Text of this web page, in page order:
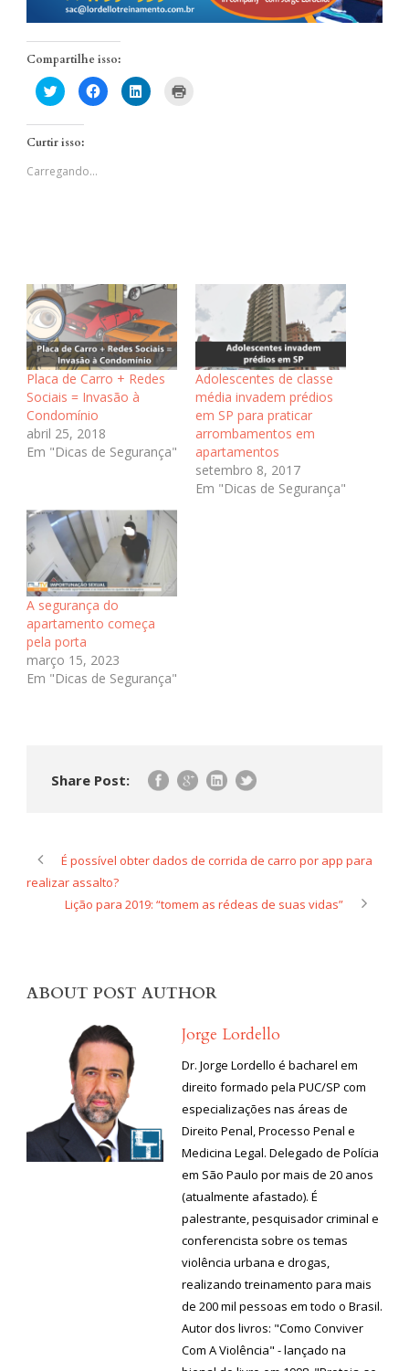
Compartilhe isso:
Clique
para
compartilhar
no
em
janela)
Clique
para
compartilhar
Clique
para
Curtir isso:
Carregando...
Placa de Carro + Redes
Sociais = Invasão à
Condomínio
abril 25, 2018
Em "Dicas de Segurança"
Adolescentes de classe
média invadem prédios
em SP para praticar
arrombamentos em
apartamentos
setembro 8, 2017
Em "Dicas de Segurança"
A segurança do
apartamento começa
pela porta
março 15, 2023
Em "Dicas de Segurança"
Share Post:
É possível obter dados de corrida de carro por app para
realizar assalto?
Lição para 2019: “tomem as rédeas de suas vidas”
ABOUT POST AUTHOR
Jorge Lordello
Dr. Jorge Lordello é bacharel em
direito formado pela PUC/SP com
especializações nas áreas de
Direito Penal, Processo Penal e
Medicina Legal. Delegado de Polícia
em São Paulo por mais de 20 anos
(atualmente afastado). É
palestrante, pesquisador criminal e
conferencista sobre os temas
violência urbana e drogas,
realizando treinamento para mais
de 200 mil pessoas em todo o Brasil.
Autor dos livros: "Como Conviver
Com A Violência" - lançado na